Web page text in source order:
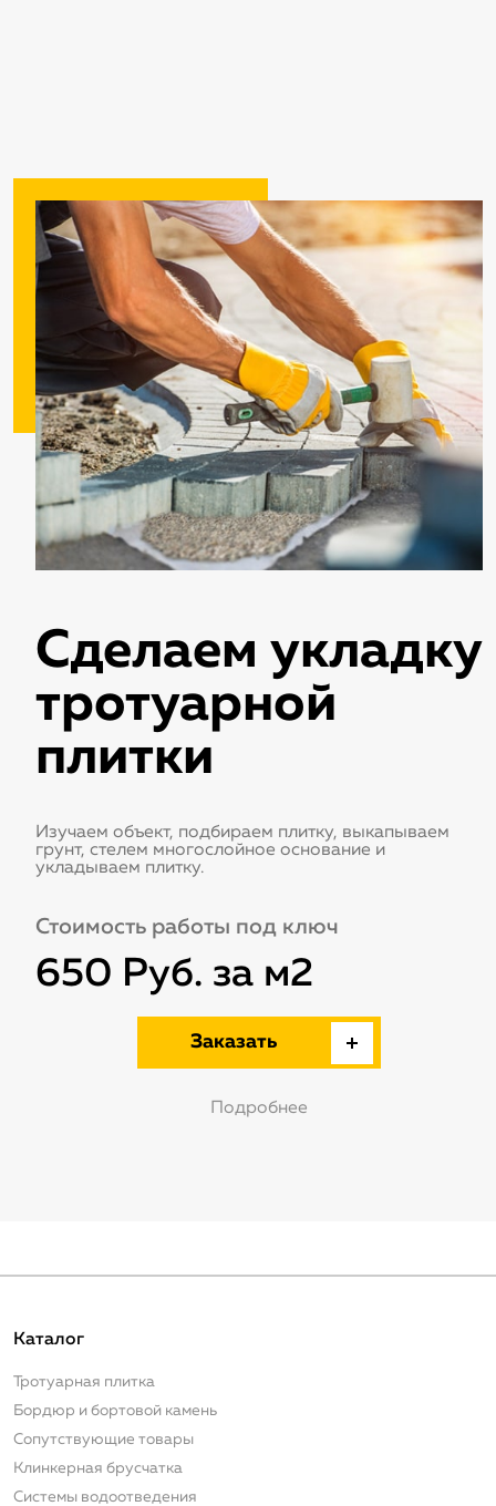
Сделаем укладку
тротуарной
плитки
Изучаем объект, подбираем плитку, выкапываем
грунт, стелем многослойное основание и
укладываем плитку.
Стоимость работы под ключ
650 Руб. за м2
Заказать
Подробнее
Каталог
Тротуарная плитка
Бордюр и бортовой камень
Сопутствующие товары
Клинкерная брусчатка
Системы водоотведения